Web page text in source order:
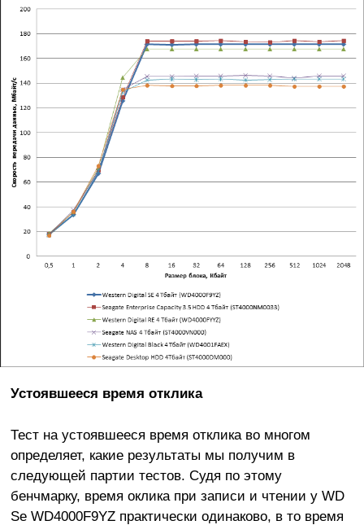
Устоявшееся время отклика
Тест на устоявшееся время отклика во многом
определяет, какие результаты мы получим в
следующей партии тестов. Судя по этому
бенчмарку, время оклика при записи и чтении у WD
Se WD4000F9YZ практически одинаково, в то время